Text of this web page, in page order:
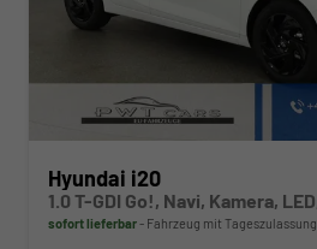
Hyundai i20
sofort lieferbar Fahrzeug mit Tageszulassung